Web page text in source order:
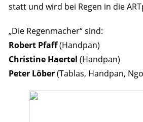
statt und wird bei Regen in die
„Die Regenmacher“ sind:
Robert Pfaff(Handpan)
Christine Haertel (Handpan)
Peter Löber(Tablas, Handpan,